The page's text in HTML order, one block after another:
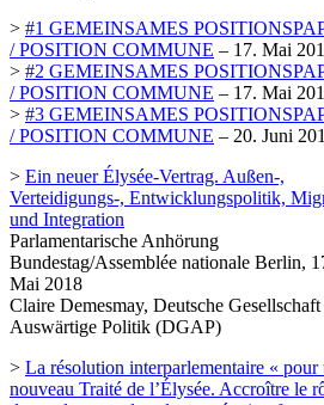
> #1 GEMEINSAMES
/ POSITION COMMUNE – 17. Mai
> #2 GEMEINSAMES
/ POSITION COMMUNE – 17. Mai
> #3 GEMEINSAMES
/ POSITION COMMUNE – 20. Juni
> Ein neuer Élysée-Vertrag. Außen-,
Verteidigungs-, Entwicklungspolitik,
und Integration
Parlamentarische Anhörung
Bundestag/Assemblée nationale Berlin,
Mai 2018
Claire Demesmay, Deutsche
Auswärtige Politik (DGAP)
> La résolution interparlementaire « pour
nouveau Traité de l’Élysée. Accroître le